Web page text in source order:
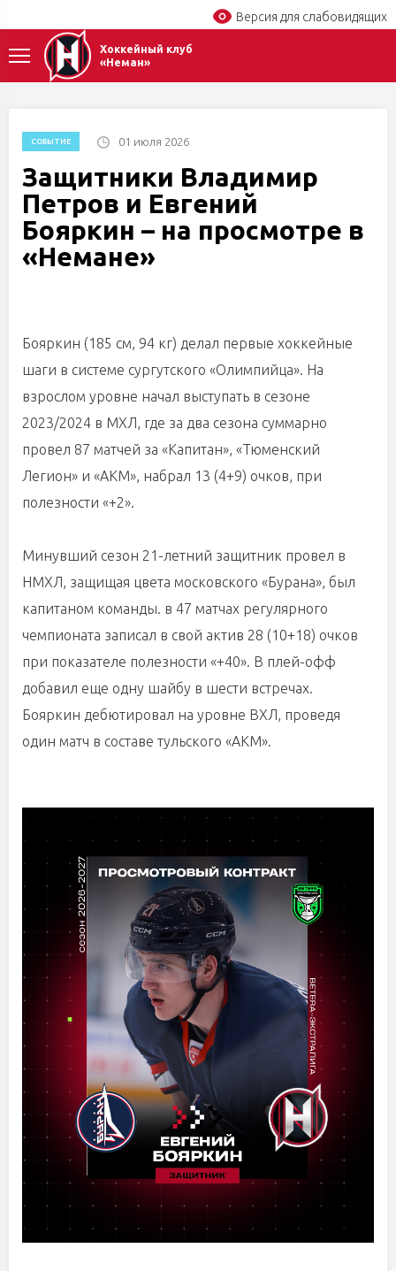
Версия для слабовидящих
Хоккейный клуб
«Неман»
СОБЫТИЕ 01 июля 2026
Защитники Владимир
Петров и Евгений
Бояркин – на просмотре в
«Немане»
Бояркин (185 см, 94 кг) делал первые хоккейные
шаги в системе сургутского «Олимпийца». На
взрослом уровне начал выступать в сезоне
2023/2024 в МХЛ, где за два сезона суммарно
провел 87 матчей за «Капитан», «Тюменский
Легион» и «АКМ», набрал 13 (4+9) очков, при
полезности «+2».
Минувший сезон 21-летний защитник провел в
НМХЛ, защищая цвета московского «Бурана», был
капитаном команды. в 47 матчах регулярного
чемпионата записал в свой актив 28 (10+18) очков
при показателе полезности «+40». В плей-офф
добавил еще одну шайбу в шести встречах.
Бояркин дебютировал на уровне ВХЛ, проведя
один матч в составе тульского «АКМ».